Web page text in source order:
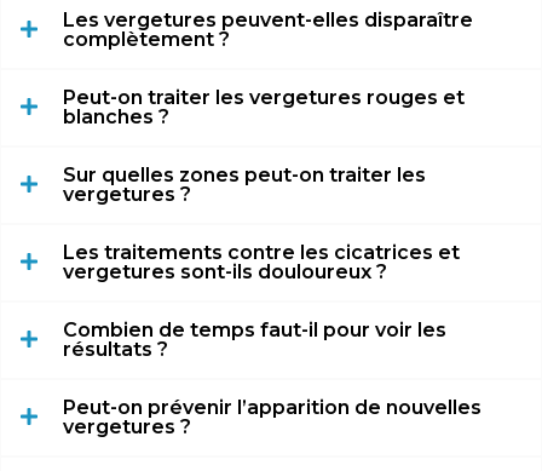
Les vergetures peuvent-elles disparaître
complètement ?
Peut-on traiter les vergetures rouges et
blanches ?
Sur quelles zones peut-on traiter les
vergetures ?
Les traitements contre les cicatrices et
vergetures sont-ils douloureux ?
Combien de temps faut-il pour voir les
résultats ?
Peut-on prévenir l’apparition de nouvelles
vergetures ?